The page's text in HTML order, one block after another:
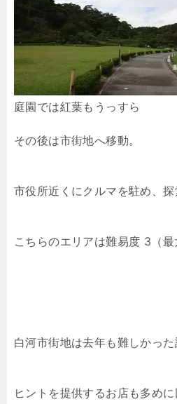
庭園では紅葉もうっすら
その後は市街地へ移動。
市役所近くにクルマを駐め、探
こちらのエリアは難易度 3（最
白河市街地は去年も難しかった
ヒントを提供するお店も多めに